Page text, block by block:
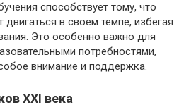
способствует тому, что
в своем темпе, избегая
Это особенно важно для
потребностями,
внимание и поддержка.
XXI века